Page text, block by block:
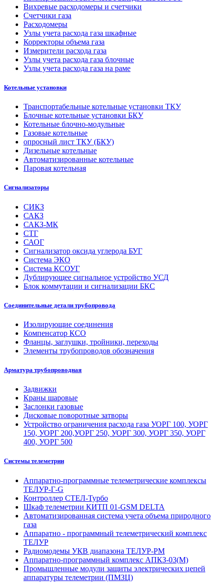
Вихревые расходомеры и счетчики
Счетчики газа
Расходомеры
Узлы учета расхода газа шкафные
Корректоры объема газа
Измерители расхода газа
Узлы учета расхода газа блочные
Узлы учета расхода газа на раме
Котельные установки
Транспортабельные котельные установки ТКУ
Блочные котельные установки БКУ
Котельные блочно-модульные
Газовые котельные
опросный лист ТКУ (БКУ)
Дизельные котельные
Автоматизированные котельные
Паровая котельная
Сигнализаторы
СИКЗ
САКЗ
САКЗ-МК
СТГ
САОГ
Сигнализатор оксида углерода БУГ
Система ЭКО
Система КСОУГ
Дублирующее сигнальное устройство УСД
Блок коммутации и сигнализации БКС
Соединительные детали трубопровода
Изолирующие соединения
Компенсатор КСО
Фланцы, заглушки, тройники, переходы
Элементы трубопроводов обозначения
Арматура трубопроводная
Задвижки
Краны шаровые
Заслонки газовые
Дисковые поворотные затворы
Устройство ограничения расхода газа УОРГ 100, УОРГ
150, УОРГ 200,УОРГ 250, УОРГ 300, УОРГ 350, УОРГ
400, УОРГ 500
Системы телеметрии
Аппаратно-программные телеметрические комплексы
ТЕЛУР-Г-G
Контроллер СТЕЛ-Турбо
Шкаф телеметрии КИТП 01-GSM DELTA
Автоматизированная система учета объема природного
газа
Аппаратно - программный телеметрический комплекс
ТЕЛУР
Радиомодемы УКВ диапазона ТЕЛУР-РМ
Аппаратно-программный комплекс АПКЗ-03(М)
Промышленные модули защиты электрических цепей
аппаратуры телеметрии (ПМЗЦ)